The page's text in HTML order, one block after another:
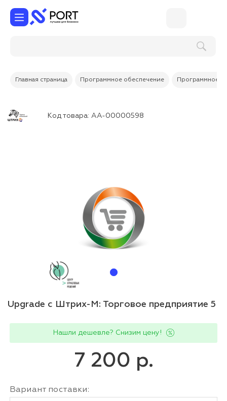
Главная страница Программное обеспечение Программное
Код товара: АА-00000598
Upgrade с Штрих-М: Торговое предприятие 5
Нашли дешевле? Снизим цену!
7 200 р.
Вариант поставки: